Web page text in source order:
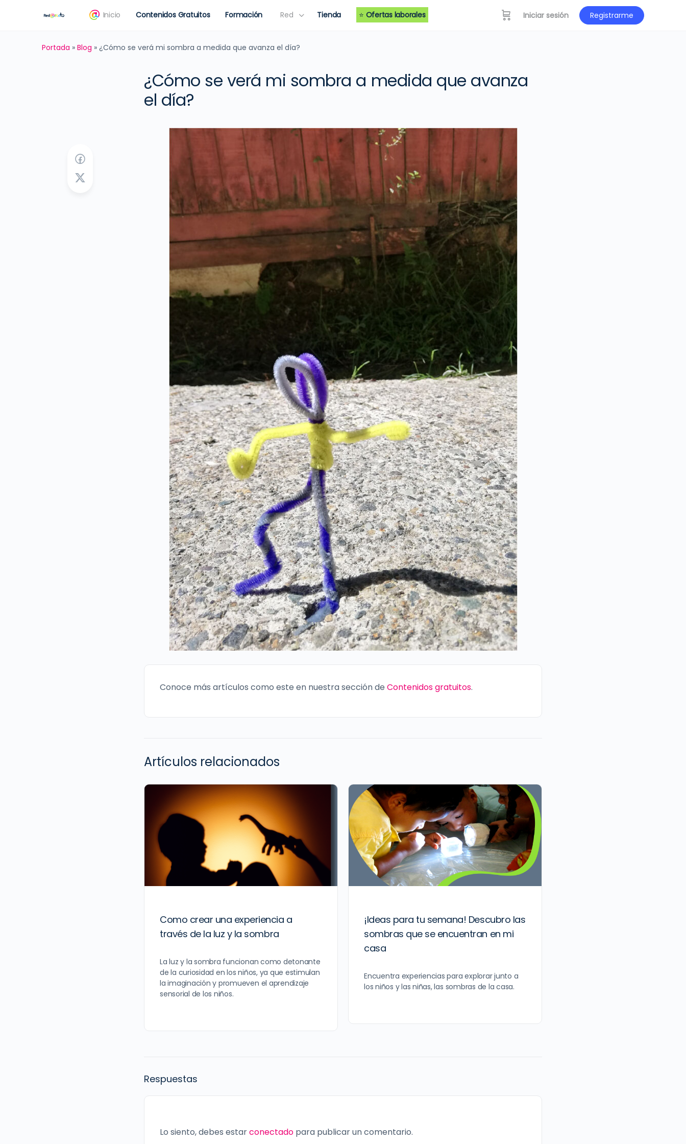
Inicio Contenidos Gratuitos Formación Red Tienda ⭐ Ofertas laborales Iniciar sesión Registrarme
Portada » Blog » ¿Cómo se verá mi sombra a medida que avanza el día?
¿Cómo se verá mi sombra a medida que avanza
el día?
Conoce más artículos como este en nuestra sección de Contenidos gratuitos.
Artículos relacionados
Como crear una experiencia a
través de la luz y la sombra
La luz y la sombra funcionan como detonante
de la curiosidad en los niños, ya que estimulan
la imaginación y promueven el aprendizaje
sensorial de los niños.
¡Ideas para tu semana! Descubro las
sombras que se encuentran en mi
casa
Encuentra experiencias para explorar junto a
los niños y las niñas, las sombras de la casa.
Respuestas
Lo siento, debes estarconectado para publicar un comentario.